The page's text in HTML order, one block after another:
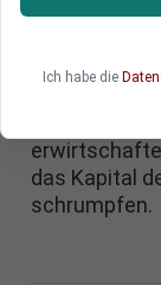
Kleine
haben
das Kapital
schrumpfen.
Ich habe die